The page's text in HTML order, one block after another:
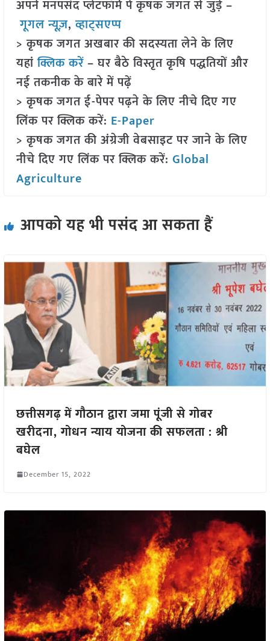
अपने मनपसंद प्लेटफॉर्म पे कृषक जगत से जुड़े –
गूगल न्यूज़,व्हाट्सएप्प
> कृषक जगत अखबार की सदस्यता लेने के लिए
यहांक्लिक करें– घर बैठे विस्तृत कृषि पद्धतियों और
नई तकनीक के बारे में पढ़ें
> कृषक जगत ई-पेपर पढ़ने के लिए नीचे दिए गए
लिंक पर क्लिक करें: E-Paper
> कृषक जगत की अंग्रेजी वेबसाइट पर जाने के लिए
नीचे दिए गए लिंक पर क्लिक करें: Global
Agriculture
आपको यह भी पसंद आ सकता हैं
छत्तीसगढ़ में गौठान द्वारा जमा पूंजी से गोबर
खरीदना, गोधन न्याय योजना की सफलता : श्री
बघेल
December 15, 2022